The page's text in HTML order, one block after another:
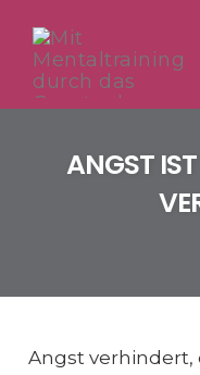
contentANGST IST
Angst verhindert,